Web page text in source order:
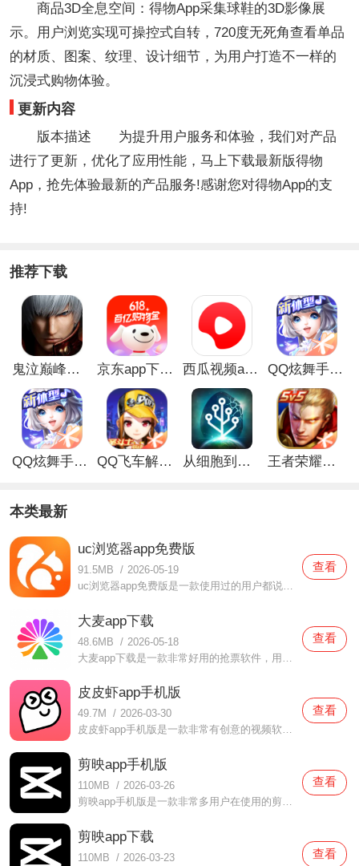
商品3D全息空间：得物App采集球鞋的3D影像展
示。用户浏览实现可操控式自转，720度无死角查看单品
的材质、图案、纹理、设计细节，为用户打造不一样的
沉浸式购物体验。
更新内容
版本描述 为提升用户服务和体验，我们对产品
进行了更新，优化了应用性能，马上下载最新版得物
App，抢先体验最新的产品服务!感谢您对得物App的支
持!
推荐下载
鬼泣巅峰之战最新破解版 京东app下载安装 西瓜视频app安卓版 QQ炫舞手游破解版
QQ炫舞手游解锁版 QQ飞车解锁版无限钻石最新版 从细胞到奇点手游 王者荣耀无限点券解锁版
本类最新
uc浏览器app免费版
91.5MB / 2026-05-19
uc浏览器app免费版是一款使用过的用户都说好用的浏览器软件，在这款uc浏览器app免费版中都为用户们打造了非常多便利的功能，当你们在体验的时候都可以变，快速的搜索引擎功能可以帮助用户们更快的找到各种信息，而且还有很多有趣的书籍可以自由浏览阅读的哦，有需要
查看
大麦app下载
48.6MB / 2026-05-18
查看
皮皮虾app手机版
49.7M / 2026-03-30
皮皮虾app手机版是一款非常有创意的视频软件，在这款皮皮虾app手机版中用户们不仅是可以感受到很多精彩有趣的视频内容，而且还提供了很多有趣的玩法，很多脑洞大开的玩家都喜欢汇聚在这里面，大家一起交流有趣的故事，还可以认识很多有趣的小伙伴，感受不一样的语言文字哦，
查看
剪映app手机版
110MB / 2026-03-26
查看
剪映app下载
110MB / 2026-03-23 查看